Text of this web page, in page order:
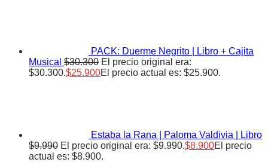
PACK: Duerme Negrito | Libro + Cajita
Musical $30.300 El precio original era:
$30.300.$25.900El precio actual es: $25.900.
Estaba la Rana | Paloma Valdivia | Libro
$9.990 El precio original era: $9.990.$8.900El precio
actual es: $8.900.